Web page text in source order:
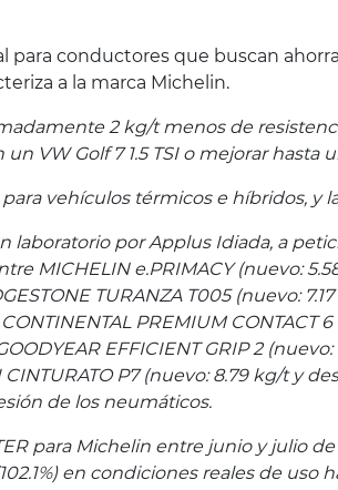
para conductores que buscan
a la marca Michelin.
2 kg/t menos de
VW Golf 7 1.5 TSI o mejorar hasta
vehículos térmicos e híbridos, y
laboratorio por Applus Idiada, a
MICHELIN e.PRIMACY (nuevo:
TURANZA T005 (nuevo:
PREMIUM
EFFICIENT GRIP 2
P7 (nuevo: 8.79 kg/t y
de los neumáticos.
para Michelin entre junio y julio de
en condiciones reales de